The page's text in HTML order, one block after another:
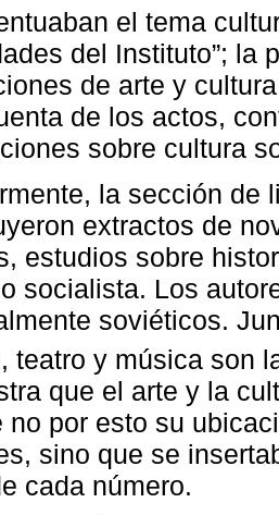
el tema
del Instituto”; la
de arte y
de los actos,
sobre cultura
la sección de
extractos de
estudios sobre
socialista. Los
soviéticos.
teatro y música son
que el arte y la
no por esto su
sino que se
cada número.